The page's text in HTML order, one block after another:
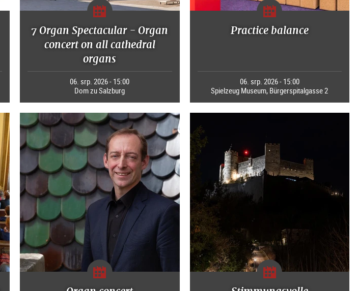
7 Organ Spectacular - Organ
concert on all cathedral
organs
06. srp. 2026 - 15:00
Dom zu Salzburg
Practice balance
06. srp. 2026 - 15:00
Spielzeug Museum, Bürgerspitalgasse 2